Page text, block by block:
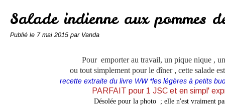
Salade indienne aux pommes
Publié le 7 mai 2015 par Vanda
Pour emporter au travail, un pique nique ,
ou tout simplement pour le dîner , cette salade
recette extraite du livre WW *les légères à petits
PARFAIT pour 1 JSC et en simpl'
Désolée pour la photo ; elle n'est vraiment